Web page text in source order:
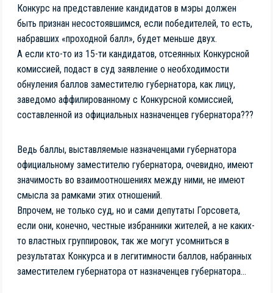
Конкурс на представление кандидатов в мэры должен
быть признан несостоявшимся, если победителей, то есть,
набравших «проходной балл», будет меньше двух.
А если кто-то из 15-ти кандидатов, отсеянных Конкурсной
комиссией, подаст в суд заявление о необходимости
обнуления баллов заместителю губернатора, как лицу,
заведомо аффилированному с Конкурсной комиссией,
составленной из официальных назначенцев губернатора???
Ведь баллы, выставляемые назначенцами губернатора
официальному заместителю губернатора, очевидно, имеют
значимость во взаимоотношениях между ними, не имеют
смысла за рамками этих отношений.
Впрочем, не только суд, но и сами депутаты Горсовета,
если они, конечно, честные избранники жителей, а не каких-
то властных группировок, так же могут усомниться в
результатах Конкурса и в легитимности баллов, набранных
заместителем губернатора от назначенцев губернатора…